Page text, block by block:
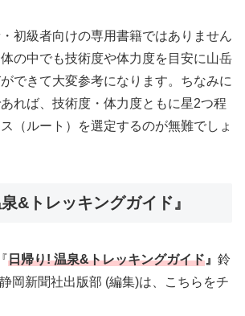
初級者向けの専用書籍ではありません
の中でも技術度や体力度を目安に山岳
できて大変参考になります。ちなみに
れば、技術度・体力度ともに星2つ程
（ルート）を選定するのが無難でしょ
&トレッキングガイド』
日帰り! 温泉&トレッキングガイド 』 鈴
岡新聞社出版部 (編集)は、こちらをチ